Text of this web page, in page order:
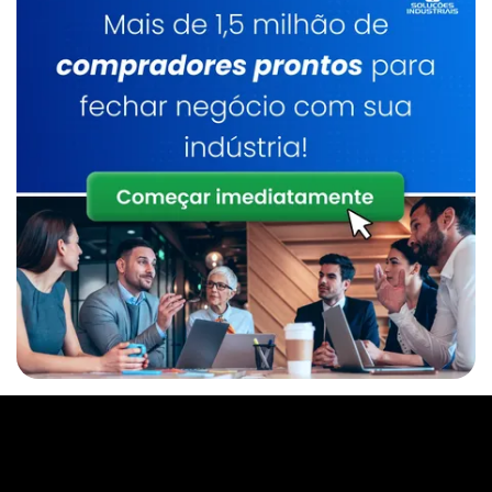
Empresa De Manipulador A Vácuo Para
Chapas
Manipulador De Sacos Comprar
Empresa De Manipulador De Alta Rigidez
Manipulador De Sacos Em Sp
Empresa De Manipulador De Alta Rigidez Sp
Manipulador De Tambores
Empresa De Manipulador De Sacos